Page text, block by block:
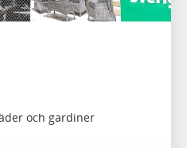
och gardiner